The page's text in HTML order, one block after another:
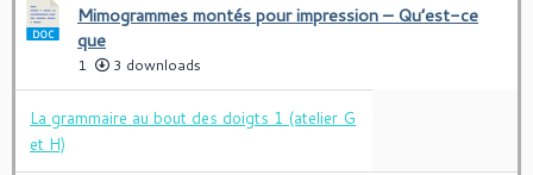
Mimogrammes montés pour impression – Qu’est-ce
que
1 3 downloads
La grammaire au bout des doigts 1 (atelier G
et H)